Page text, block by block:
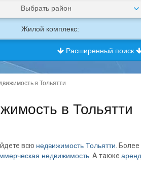
Выбрать район
Жилой комплекс:
Расширенный поиск
в Тольятти
в Тольятти
всю недвижимость Тольятти .
недвижимость . А также